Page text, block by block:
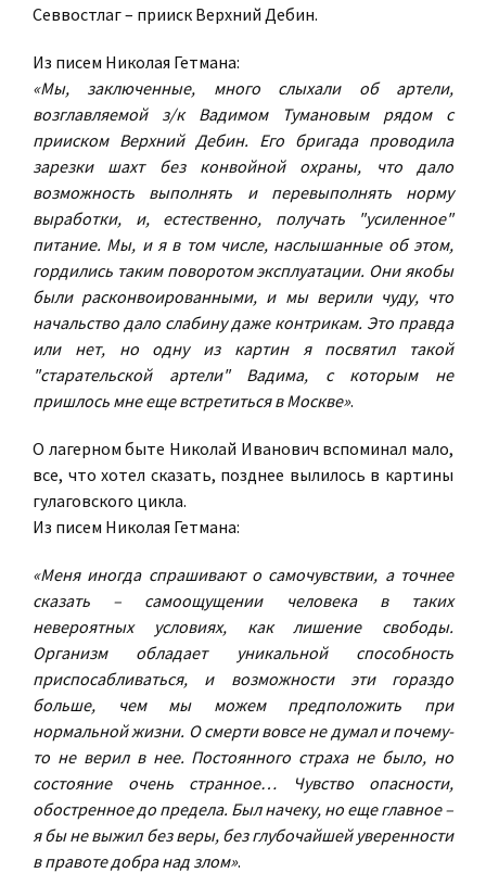
Севвостлаг – прииск Верхний Дебин.
Из писем Николая Гетмана:
«Мы, заключенные, много слыхали об артели,
возглавляемой з/к Вадимом Тумановым рядом с
прииском Верхний Дебин. Его бригада проводила
зарезки шахт без конвойной охраны, что дало
возможность выполнять и перевыполнять норму
выработки, и, естественно, получать "усиленное"
питание. Мы, и я в том числе, наслышанные об этом,
гордились таким поворотом эксплуатации. Они якобы
были расконвоированными, и мы верили чуду, что
начальство дало слабину даже контрикам. Это правда
или нет, но одну из картин я посвятил такой
"старательской артели" Вадима, с которым не
пришлось мне еще встретиться в Москве».
О лагерном быте Николай Иванович вспоминал мало,
все, что хотел сказать, позднее вылилось в картины
гулаговского цикла.
Из писем Николая Гетмана:
«Меня иногда спрашивают о самочувствии, а точнее
сказать – самоощущении человека в таких
невероятных условиях, как лишение свободы.
Организм обладает уникальной способность
приспосабливаться, и возможности эти гораздо
больше, чем мы можем предположить при
нормальной жизни. О смерти вовсе не думал и почему-
то не верил в нее. Постоянного страха не было, но
состояние очень странное… Чувство опасности,
обостренное до предела. Был начеку, но еще главное –
я бы не выжил без веры, без глубочайшей уверенности
в правоте добра над злом».